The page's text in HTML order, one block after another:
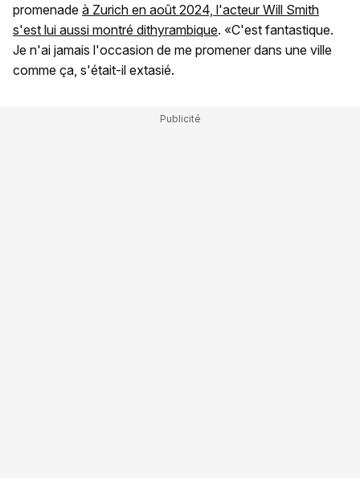
promenade à Zurich en août 2024, l'acteur Will Smith
s'est lui aussi montré dithyrambique. «C'est fantastique.
Je n'ai jamais l'occasion de me promener dans une ville
comme ça, s'était-il extasié.